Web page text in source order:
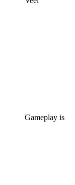
Gameplay is